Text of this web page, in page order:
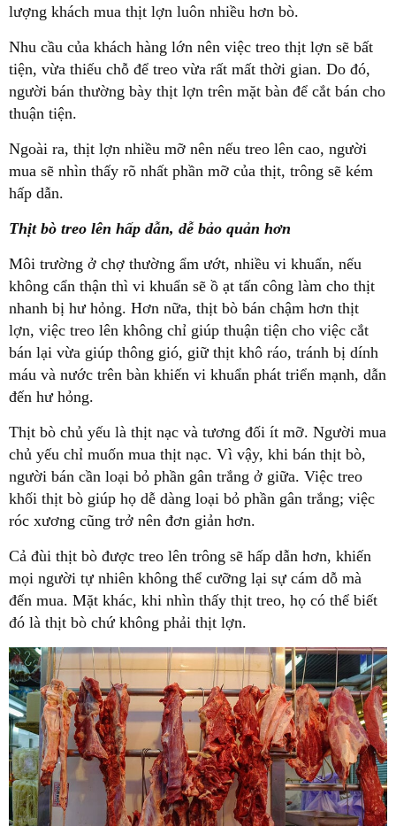
lượng khách mua thịt lợn luôn nhiều hơn bò.
Nhu cầu của khách hàng lớn nên việc treo thịt lợn sẽ bất
tiện, vừa thiếu chỗ để treo vừa rất mất thời gian. Do đó,
người bán thường bày thịt lợn trên mặt bàn để cắt bán cho
thuận tiện.
Ngoài ra, thịt lợn nhiều mỡ nên nếu treo lên cao, người
mua sẽ nhìn thấy rõ nhất phần mỡ của thịt, trông sẽ kém
hấp dẫn.
Thịt bò treo lên hấp dẫn, dễ bảo quản hơn
Môi trường ở chợ thường ẩm ướt, nhiều vi khuẩn, nếu
không cẩn thận thì vi khuẩn sẽ ồ ạt tấn công làm cho thịt
nhanh bị hư hỏng. Hơn nữa, thịt bò bán chậm hơn thịt
lợn, việc treo lên không chỉ giúp thuận tiện cho việc cắt
bán lại vừa giúp thông gió, giữ thịt khô ráo, tránh bị dính
máu và nước trên bàn khiến vi khuẩn phát triển mạnh, dẫn
đến hư hỏng.
Thịt bò chủ yếu là thịt nạc và tương đối ít mỡ. Người mua
chủ yếu chỉ muốn mua thịt nạc. Vì vậy, khi bán thịt bò,
người bán cần loại bỏ phần gân trắng ở giữa. Việc treo
khối thịt bò giúp họ dễ dàng loại bỏ phần gân trắng; việc
róc xương cũng trở nên đơn giản hơn.
Cả đùi thịt bò được treo lên trông sẽ hấp dẫn hơn, khiến
mọi người tự nhiên không thể cưỡng lại sự cám dỗ mà
đến mua. Mặt khác, khi nhìn thấy thịt treo, họ có thể biết
đó là thịt bò chứ không phải thịt lợn.